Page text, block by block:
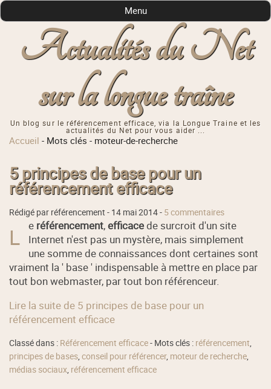
Actualités du Net
sur la longue traîne
Un blog sur le référencement efficace, via la Longue Traine et les
actualités du Net pour vous aider ...
Menu
Accueil - Mots clés - moteur-de-recherche
5 principes de base pour un
référencement efficace
Rédigé par référencement - 14 mai 2014- 5 commentaires
L e référencement,efficacede surcroit d'un site
Internet n'est pas un mystère, mais simplement
une somme de connaissances dont certaines sont
vraiment la ' base ' indispensable à mettre en place par
tout bon webmaster, par tout bon référenceur.
Lire la suite de 5 principes de base pour un
référencement efficace
Classé dans : Référencement efficace- Mots clés : référencement,
principes de bases,conseil pour référencer, moteur de recherche,
médias sociaux, référencement efficace